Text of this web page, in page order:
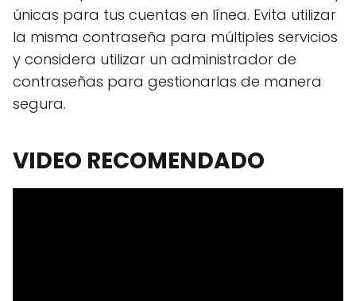
únicas para tus cuentas en línea. Evita utilizar
la misma contraseña para múltiples servicios
y considera utilizar un administrador de
contraseñas para gestionarlas de manera
segura.
VIDEO RECOMENDADO